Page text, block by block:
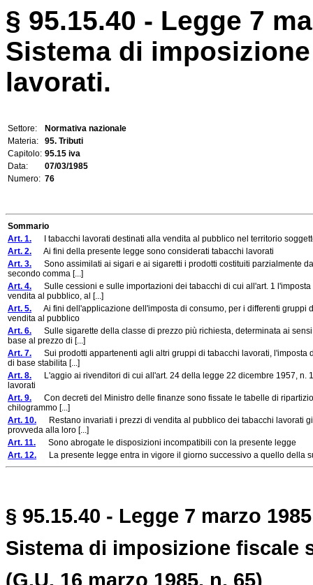
§ 95.15.40 - Legge 7
Sistema di
lavorati.
Settore:
Normativa nazionale
Materia:
95. Tributi
Capitolo: 95.15 iva
Data:
07/03/1985
Numero: 76
Sommario
Art. 1. I tabacchi lavorati destinati alla vendita al pubblico nel territorio
Art. 2. Ai fini della presente legge sono considerati tabacchi lavorati
Art. 3. Sono assimilati ai sigari e ai sigaretti i prodotti costituiti parzialmente
secondo comma [...]
Art. 4. Sulle cessioni e sulle importazioni dei tabacchi di cui all'art. 1
vendita al pubblico, al [...]
Art. 5. Ai fini dell'applicazione dell'imposta di consumo, per i differenti gruppi
vendita al pubblico
Art. 6. Sulle sigarette della classe di prezzo più richiesta, determinata ai
base al prezzo di [...]
Art. 7. Sui prodotti appartenenti agli altri gruppi di tabacchi lavorati, l'imposta
di base stabilita [...]
Art. 8. L'aggio ai rivenditori di cui all'art. 24 della legge 22 dicembre 1957, n.
lavorati
Art. 9. Con decreti del Ministro delle finanze sono fissate le tabelle di
chilogrammo [...]
Art. 10. Restano invariati i prezzi di vendita al pubblico dei tabacchi lavorati
provveda alla loro [...]
Art. 11. Sono abrogate le disposizioni incompatibili con la presente legge
Art. 12. La presente legge entra in vigore il giorno successivo a quello della
§ 95.15.40 - Legge 7 marzo
Sistema di imposizione fiscale
(G.U. 16 marzo 1985, n. 65)